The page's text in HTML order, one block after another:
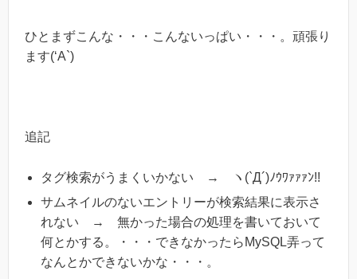
ひとまずこんな・・・こんないっぱい・・・。頑張り
ます(‘A`)
追記
タグ検索がうまくいかない → ヽ(`Д´)ﾉｳﾜｧｧｧﾝ!!
サムネイルのないエントリーが検索結果に表示さ
れない → 無かった場合の処理を書いておいて
何とかする。・・・できなかったらMySQL弄って
なんとかできないかな・・・。